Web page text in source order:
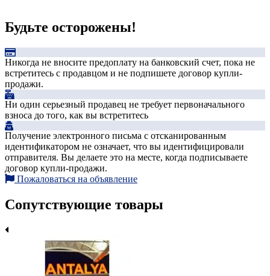
Будьте осторожены!
Никогда не вносите предоплату на банковский счет, пока не
встретитесь с продавцом и не подпишете договор купли-
продажи.
Ни один серьезный продавец не требует первоначального
взноса до того, как вы встретитесь
Получение электронного письма с отсканированным
идентификатором не означает, что вы идентифицировали
отправителя. Вы делаете это на месте, когда подписываете
договор купли-продажи.
Пожаловаться на объявление
Сопутствующие товары